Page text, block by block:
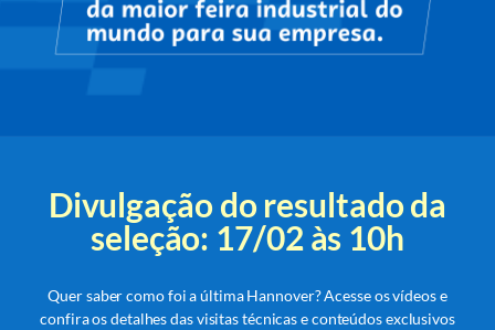
Divulgação do resultado da
seleção: 17/02 às 10h
Quer saber como foi a última Hannover? Acesse os vídeos e
confira os detalhes das visitas técnicas e conteúdos exclusivos